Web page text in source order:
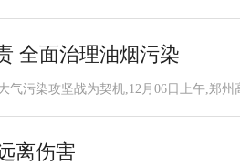
全面治理油烟污染
污染攻坚战为契机,12月06日上午,郑州
离伤害